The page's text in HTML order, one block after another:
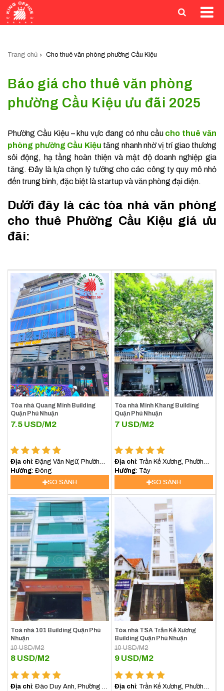
Trang chủ Cho thuê văn phòng phường Cầu Kiệu
Báo giá cho thuê văn phòng
phường Cầu Kiệu ưu đãi 2025
Phường Cầu Kiệu – khu vực đang có nhu cầu cho thuê văn
phòng phường Cầu Kiệu tăng nhanh nhờ vị trí giao thương
sôi động, hạ tầng hoàn thiện và mật độ doanh nghiệp gia
tăng. Đây là lựa chọn lý tưởng cho các công ty quy mô nhỏ
đến trung bình, đặc biệt là startup và văn phòng đại diện.
Dưới đây là các tòa nhà văn phòng
cho thuê Phường Cầu Kiệu giá ưu
đãi:
Tòa nhà Quang Minh Building
Quận Phú Nhuận
7.5 USD/M2
Địa chỉ: Đặng Văn Ngữ, Phường
13, Quận Phú Nhuận
Hướng : Đông
SO SÁNH
Tòa nhà Minh Khang Building
Quận Phú Nhuận
7 USD/M2
Địa chỉ: Trần Kế Xương, Phường
7, Quận Phú Nhuận
Hướng : Tây
SO SÁNH
Toà nhà 101 Building Quận Phú
Nhuận
10USD/M2
8 USD/M2
Địa chỉ: Đào Duy Anh, Phường 9,
Tòa nhà TSA Trần Kế Xương
Building Quận Phú Nhuận
10USD/M2
9 USD/M2
Địa chỉ: Trần Kế Xương, Phường